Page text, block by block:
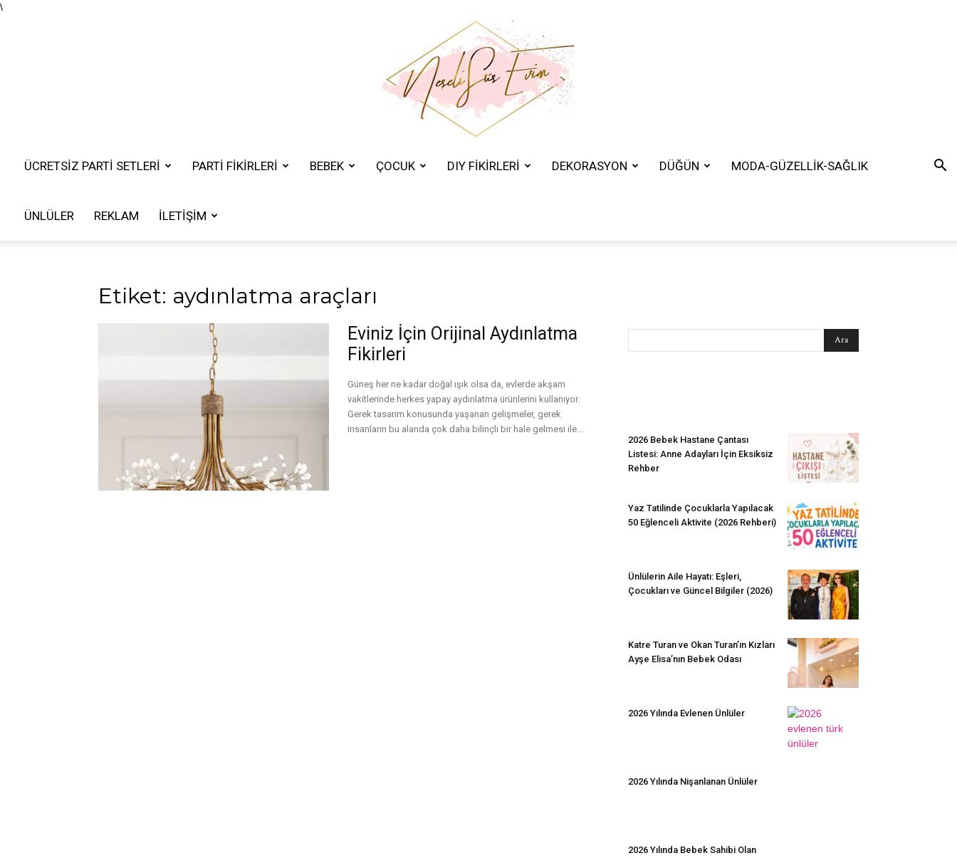
\
ÜCRETSIZ PARTI SETLERI PARTİ FİKİRLERİ BEBEK ÇOCUK DIY FİKİRLERİ DEKORASYON DÜĞÜN MODA-GÜZELLİK-SAĞLIK
ÜNLÜLER REKLAM İLETIŞIM
Etiket: aydınlatma araçları
Eviniz İçin Orijinal Aydınlatma
Fikirleri
Güneş her ne kadar doğal ışık olsa da, evlerde akşam
vakitlerinde herkes yapay aydınlatma ürünlerini kullanıyor.
Gerek tasarım konusunda yaşanan gelişmeler, gerek
insanların bu alanda çok daha bilinçli bir hale gelmesi ile...
2026 Bebek Hastane Çantası
Listesi: Anne Adayları İçin Eksiksiz
Rehber
Yaz Tatilinde Çocuklarla Yapılacak
50 Eğlenceli Aktivite (2026 Rehberi)
Ünlülerin Aile Hayatı: Eşleri,
Çocukları ve Güncel Bilgiler (2026)
Katre Turan ve Okan Turan’ın Kızları
Ayşe Elisa’nın Bebek Odası
2026 Yılında Evlenen Ünlüler
2026 Yılında Nişanlanan Ünlüler
2026 Yılında Bebek Sahibi Olan